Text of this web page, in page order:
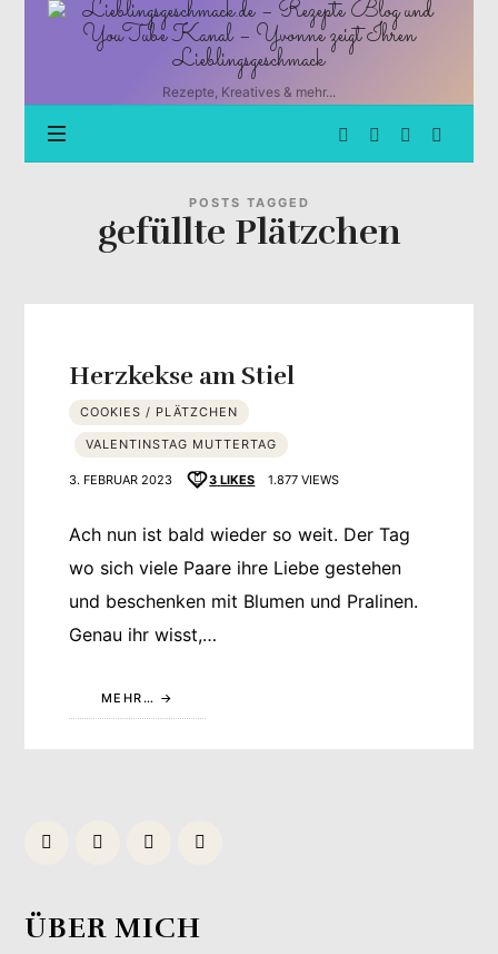
Lieblingsgeschmack.de
Rezepte
und
YouTube
Kanal
Rezepte, Kreatives & mehr...
POSTS TAGGED
gefüllte Plätzchen
Herzkekse am Stiel
COOKIES / PLÄTZCHEN
VALENTINSTAG MUTTERTAG
3. FEBRUAR 2023 3 LIKES 1.877 VIEWS
Ach nun ist bald wieder so weit. Der Tag
wo sich viele Paare ihre Liebe gestehen
und beschenken mit Blumen und Pralinen.
Genau ihr wisst,…
MEHR…
ÜBER MICH